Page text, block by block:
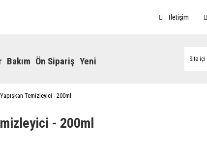
İletişim
Bakım Ön Sipariş Yeni
Temizleyici - 200ml
- 200ml